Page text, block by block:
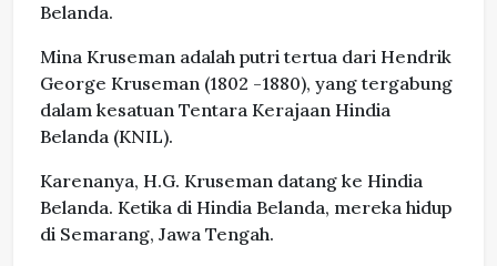
Belanda.
Mina Kruseman adalah putri tertua dari Hendrik
George Kruseman (1802 -1880), yang tergabung
dalam kesatuan Tentara Kerajaan Hindia
Belanda (KNIL).
Karenanya, H.G. Kruseman datang ke Hindia
Belanda. Ketika di Hindia Belanda, mereka hidup
di Semarang, Jawa Tengah.